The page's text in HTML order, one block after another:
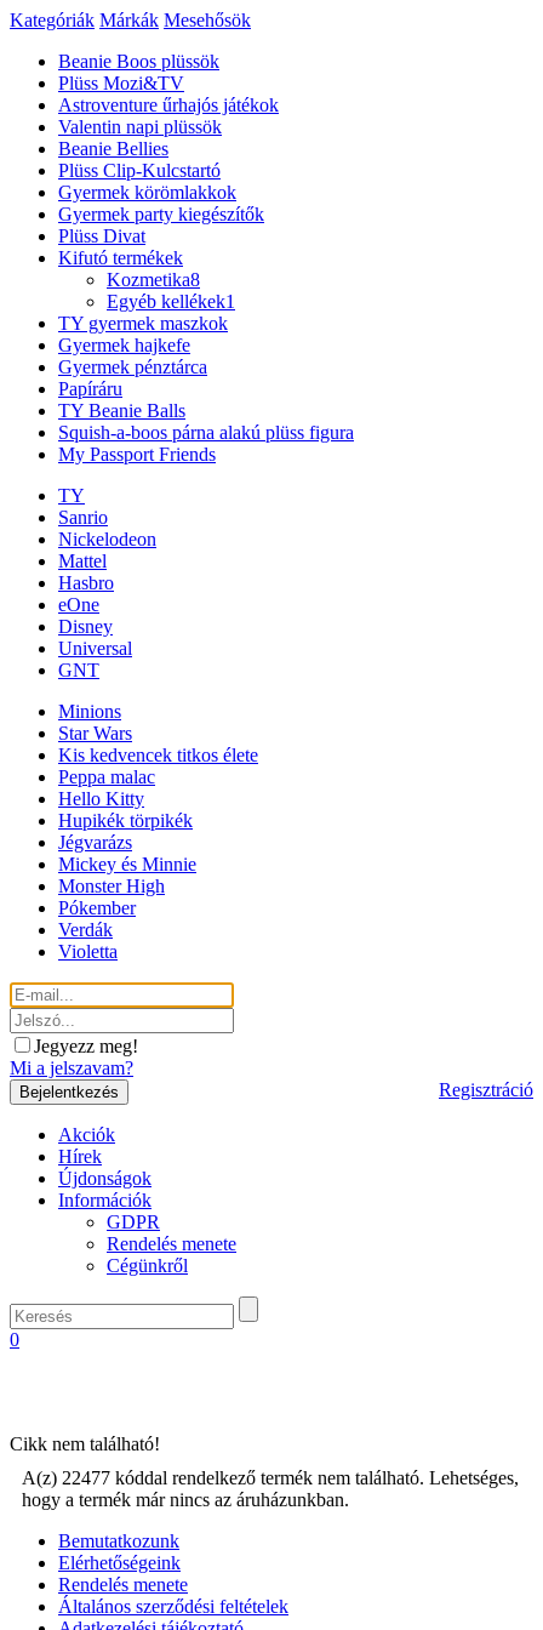
Kategóriák Márkák Mesehősök
Beanie Boos plüssök
Plüss Mozi&TV
Astroventure űrhajós játékok
Valentin napi plüssök
Beanie Bellies
Plüss Clip-Kulcstartó
Gyermek körömlakkok
Gyermek party kiegészítők
Plüss Divat
Kifutó termékek
Kozmetika8
Egyéb kellékek1
TY gyermek maszkok
Gyermek hajkefe
Gyermek pénztárca
Papíráru
TY Beanie Balls
Squish-a-boos párna alakú plüss figura
My Passport Friends
TY
Sanrio
Nickelodeon
Mattel
Hasbro
eOne
Disney
Universal
GNT
Minions
Star Wars
Kis kedvencek titkos élete
Peppa malac
Hello Kitty
Hupikék törpikék
Jégvarázs
Mickey és Minnie
Monster High
Pókember
Verdák
Violetta
Jegyezz meg!
Mi a jelszavam?
Regisztráció
Akciók
Hírek
Újdonságok
Információk
GDPR
Rendelés menete
Cégünkről
0
Cikk nem található!
A(z) 22477 kóddal rendelkező termék nem található. Lehetséges,
hogy a termék már nincs az áruházunkban.
Bemutatkozunk
Elérhetőségeink
Rendelés menete
Általános szerződési feltételek